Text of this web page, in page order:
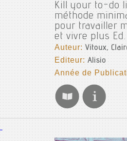
Kill your to-do
méthode
pour travailler
et vivre plus Ed.
Auteur:Vitoux,
Editeur: Alisio
Année de